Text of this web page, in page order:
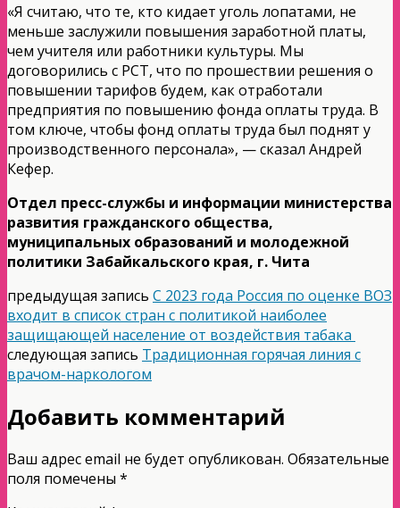
«Я считаю, что те, кто кидает уголь лопатами, не
меньше заслужили повышения заработной платы,
чем учителя или работники культуры. Мы
договорились с РСТ, что по прошествии решения о
повышении тарифов будем, как отработали
предприятия по повышению фонда оплаты труда. В
том ключе, чтобы фонд оплаты труда был поднят у
производственного персонала», — сказал Андрей
Кефер.
Отдел пресс-службы и информации министерства
развития гражданского общества,
муниципальных образований и молодежной
политики Забайкальского края, г. Чита
предыдущая запись С 2023 года Россия по оценке ВОЗ
входит в список стран с политикой наиболее
защищающей население от воздействия табака
следующая запись Традиционная горячая линия с
врачом-наркологом
Добавить комментарий
Ваш адрес email не будет опубликован. Обязательные
поля помечены *